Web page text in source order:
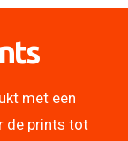
met een
de prints tot